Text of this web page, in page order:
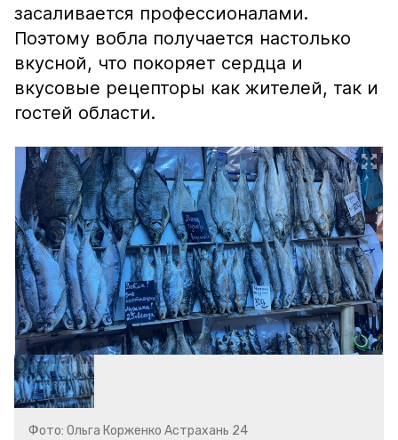
засаливается профессионалами.
Поэтому вобла получается настолько
вкусной, что покоряет сердца и
вкусовые рецепторы как жителей, так и
гостей области.
Фото: Ольга Корженко Астрахань 24